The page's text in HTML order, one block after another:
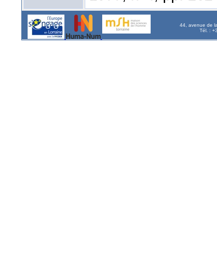
44, avenue de
Tél. :